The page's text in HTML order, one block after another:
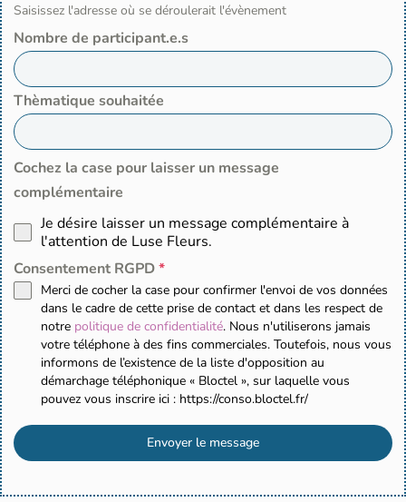
Saisissez l'adresse où se déroulerait l'évènement
Nombre de participant.e.s
Thèmatique souhaitée
Cochez la case pour laisser un message
complémentaire
Je désire laisser un message complémentaire à
l'attention de Luse Fleurs.
Consentement RGPD*
Merci de cocher la case pour confirmer l'envoi de vos données
dans le cadre de cette prise de contact et dans les respect de
notre politique de confidentialité. Nous n'utiliserons jamais
votre téléphone à des fins commerciales. Toutefois, nous vous
informons de l’existence de la liste d'opposition au
démarchage téléphonique « Bloctel », sur laquelle vous
pouvez vous inscrire ici : https://conso.bloctel.fr/
Envoyer le message